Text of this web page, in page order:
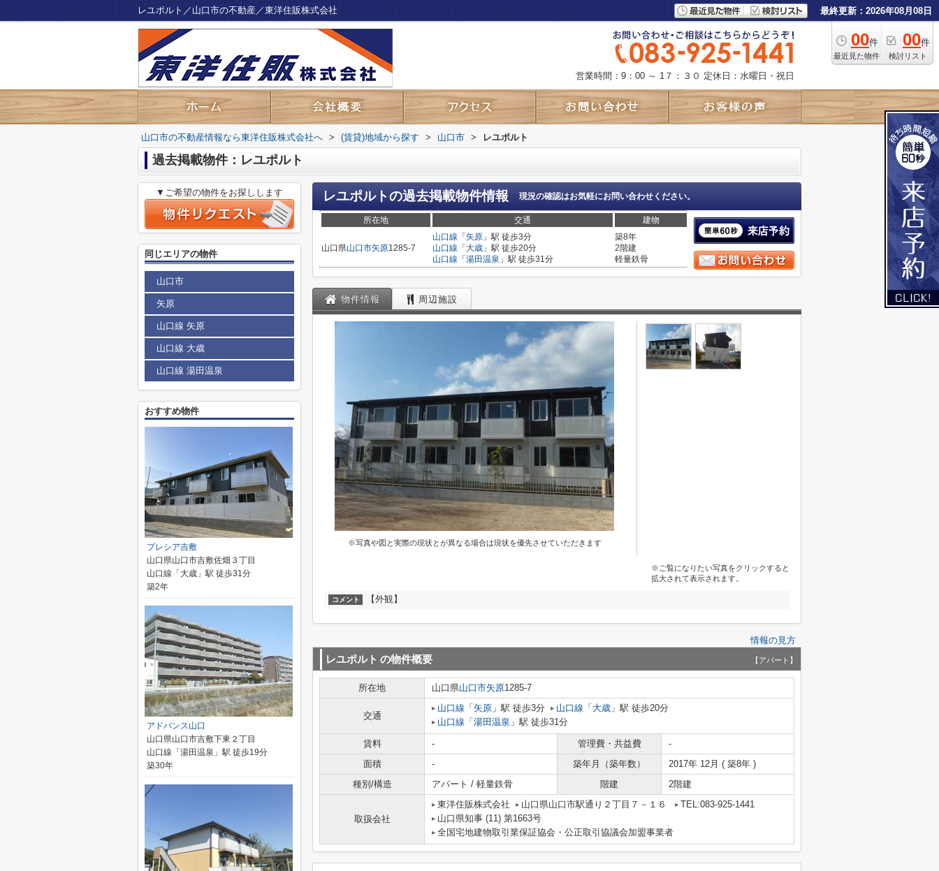
レユポルト／山口市の不動産／東洋住販株式会社 最終更新：2026年08月08日
00件
最近見た物件
00件
検討リスト
営業時間：9：00 ～ 1７：３０ 定休日：水曜日・祝日
山口市の不動産情報なら東洋住販株式会社へ > (賃貸)地域から探す > 山口市 > レユポルト
過去掲載物件：レユポルト
レユポルトの過去掲載物件情報 現況の確認はお気軽にお問い合わせください。
所在地 交通 建物
山口県山口市矢原1285-7
山口線 「 矢原 」駅 徒歩3分
山口線 「 大歳 」駅 徒歩20分
山口線 「 湯田温泉 」駅 徒歩31分
築8年
2階建
軽量鉄骨
物件情報 周辺施設
※写真や図と実際の現状とが異なる場合は現状を優先させていただきます
※ご覧になりたい写真をクリックすると
拡大されて表示されます。
コメント 【外観】
情報の見方
レユポルト の物件概要 【アパート】
所在地 山口県山口市矢原1285-7
交通
山口線 「 矢原 」駅 徒歩3分 山口線 「 大歳 」駅 徒歩20分
山口線 「 湯田温泉 」駅 徒歩31分
賃料 - 管理費・共益費
-
面積
- 築年月（築年数）
2017年 12月 ( 築8年 )
種別/構造
アパート / 軽量鉄骨 階建 2階建
取扱会社
東洋住販株式会社 山口県山口市駅通り２丁目７－１６
TEL:083-925-1441
山口県知事 (11) 第1663号
全国宅地建物取引業保証協会・公正取引協議会加盟事業者
▼ご希望の物件をお探しします
同じエリアの物件
山口市
矢原
山口線 矢原
山口線 大歳
山口線 湯田温泉
おすすめ物件
プレシア吉敷
山口県山口市吉敷佐畑３丁目
山口線「大歳」駅 徒歩31分
築2年
アドバンス山口
山口県山口市吉敷下東２丁目
山口線「湯田温泉」駅 徒歩19分
築30年